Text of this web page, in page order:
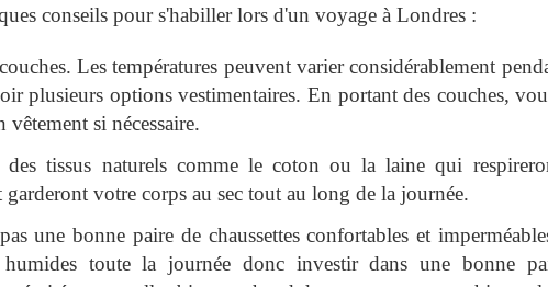
conseils pour s'habiller lors d'un voyage à Londres :
Les températures peuvent varier considérablement
plusieurs options vestimentaires. En portant des couches,
vêtement si nécessaire.
des tissus naturels comme le coton ou la laine qui
garderont votre corps au sec tout au long de la journée.
une bonne paire de chaussettes confortables et
humides toute la journée donc investir dans une bonne